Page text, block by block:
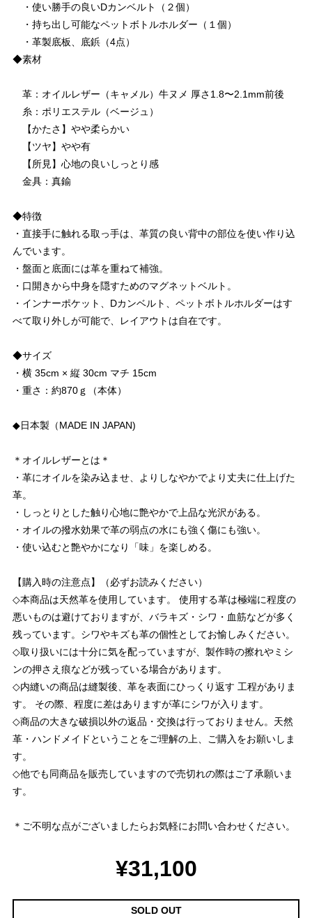
・使い勝手の良いDカンベルト（２個）
・持ち出し可能なペットボトルホルダー（１個）
・革製底板、底鋲（4点）
◆素材
革：オイルレザー（キャメル）牛ヌメ 厚さ1.8〜2.1mm前後
糸：ポリエステル（ベージュ）
【かたさ】やや柔らかい
【ツヤ】やや有
【所見】心地の良いしっとり感
金具：真鍮
◆特徴
・直接手に触れる取っ手は、革質の良い背中の部位を使い作り込
んでいます。
・盤面と底面には革を重ねて補強。
・口開きから中身を隠すためのマグネットベルト。
・インナーポケット、Dカンベルト、ペットボトルホルダーはす
べて取り外しが可能で、レイアウトは自在です。
◆サイズ
・横 35cm × 縦 30cm マチ 15cm
・重さ：約870ｇ（本体）
◆日本製（MADE IN JAPAN)
＊オイルレザーとは＊
・革にオイルを染み込ませ、よりしなやかでより丈夫に仕上げた
革。
・しっとりとした触り心地に艶やかで上品な光沢がある。
・オイルの撥水効果で革の弱点の水にも強く傷にも強い。
・使い込むと艶やかになり「味」を楽しめる。
【購入時の注意点】（必ずお読みください）
◇本商品は天然革を使用しています。 使用する革は極端に程度の
悪いものは避けておりますが、バラキズ・シワ・血筋などが多く
残っています。シワやキズも革の個性としてお愉しみください。
◇取り扱いには十分に気を配っていますが、製作時の擦れやミシ
ンの押さえ痕などが残っている場合があります。
◇内縫いの商品は縫製後、革を表面にひっくり返す 工程がありま
す。 その際、程度に差はありますが革にシワが入ります。
◇商品の大きな破損以外の返品・交換は行っておりません。天然
革・ハンドメイドということをご理解の上、ご購入をお願いしま
す。
◇他でも同商品を販売していますので売切れの際はご了承願いま
す。
＊ご不明な点がございましたらお気軽にお問い合わせください。
¥31,100
SOLD OUT